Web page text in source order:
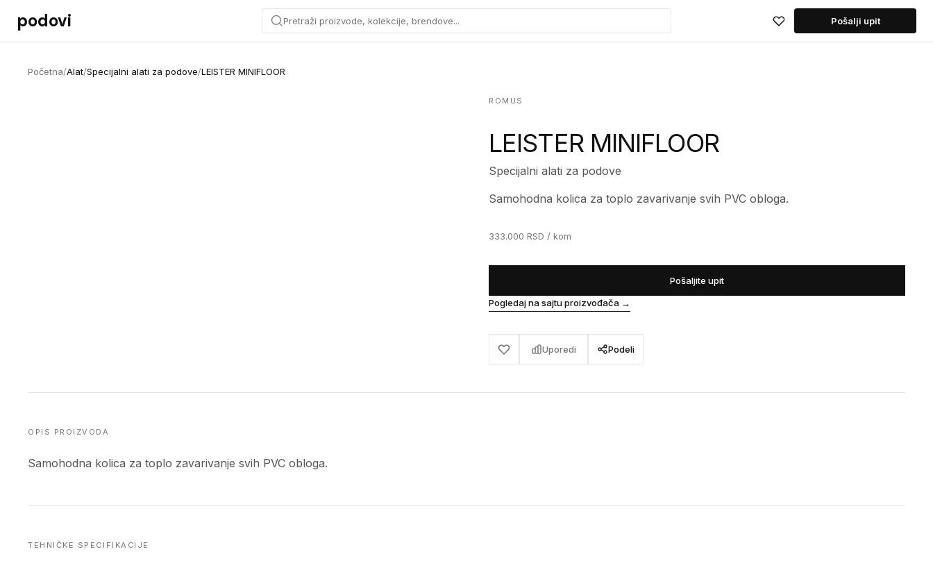
Preskoči na sadržaj
podovi Pretraži proizvode, kolekcije, brendove... Pošalji upit
Početna/Alat/Specijalni alati za podove/LEISTER MINIFLOOR
ROMUS
LEISTER MINIFLOOR
Specijalni alati za podove
Samohodna kolica za toplo zavarivanje svih PVC obloga.
333.000 RSD / kom
Pošaljite upit
Pogledaj na sajtu proizvođača →
Uporedi Podeli
OPIS PROIZVODA
Samohodna kolica za toplo zavarivanje svih PVC obloga.
TEHNIČKE SPECIFIKACIJE